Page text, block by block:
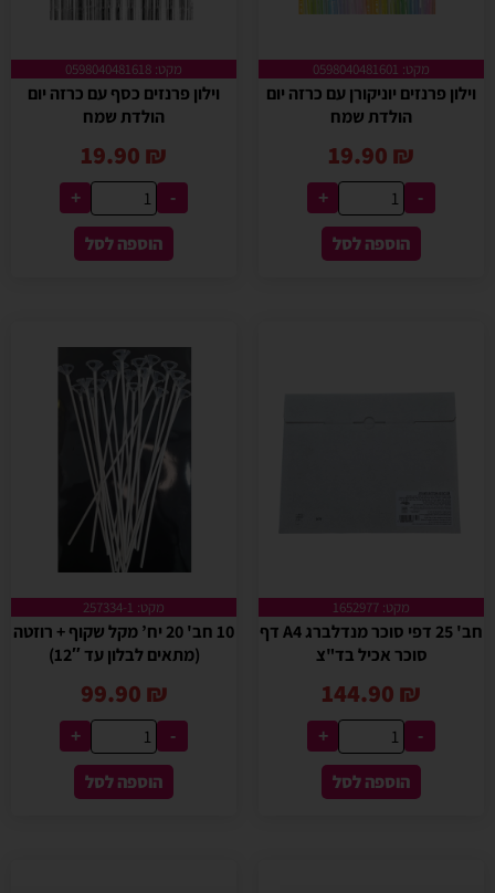
מקט: 0598040481601
וילון פרנזים יוניקורן עם כרזה יום
הולדת שמח
19.90 ₪
-
+
הוספה לסל
מקט: 0598040481618
וילון פרנזים כסף עם כרזה יום
הולדת שמח
19.90 ₪
-
+
הוספה לסל
מקט: 1652977
חב' 25 דפי סוכר מנדלברג A4 דף
סוכר אכיל בד"צ
144.90 ₪
-
+
הוספה לסל
מקט: 257334-1
10 חב' 20 יח’ מקל שקוף + רוזטה
(מתאים לבלון עד 12″)
99.90 ₪
-
+
הוספה לסל